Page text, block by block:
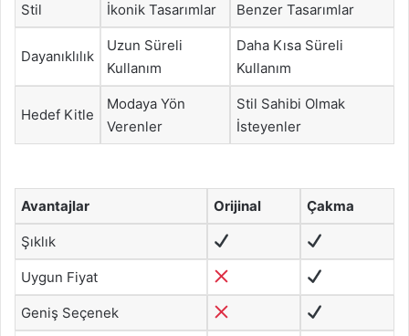
Stil İkonik Tasarımlar Benzer Tasarımlar
Dayanıklılık
Uzun Süreli
Kullanım
Daha Kısa Süreli
Kullanım
Hedef Kitle
Modaya Yön
Verenler
Stil Sahibi Olmak
İsteyenler
Avantajlar Orijinal Çakma
Şıklık
Uygun Fiyat
Geniş Seçenek